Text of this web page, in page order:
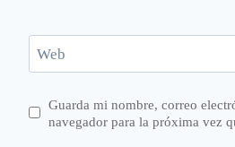
Web
Guarda mi nombre, correo
navegador para la próxima vez